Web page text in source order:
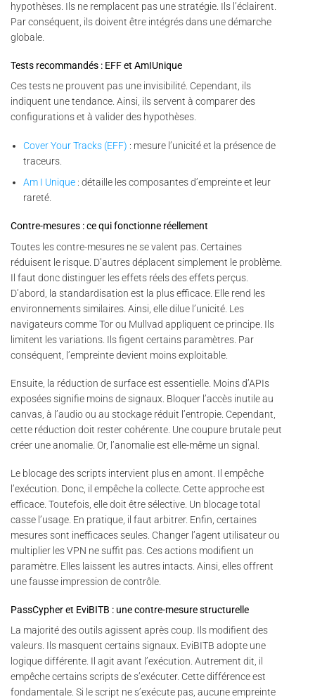
hypothèses. Ils ne remplacent pas une stratégie. Ils l’éclairent.
Par conséquent, ils doivent être intégrés dans une démarche
globale.
Tests recommandés : EFF et AmIUnique
Ces tests ne prouvent pas une invisibilité. Cependant, ils
indiquent une tendance. Ainsi, ils servent à comparer des
configurations et à valider des hypothèses.
Cover Your Tracks (EFF) : mesure l’unicité et la présence de
traceurs.
Am I Unique : détaille les composantes d’empreinte et leur
rareté.
Contre-mesures : ce qui fonctionne réellement
Toutes les contre-mesures ne se valent pas. Certaines
réduisent le risque. D’autres déplacent simplement le problème.
Il faut donc distinguer les effets réels des effets perçus.
D’abord, la standardisation est la plus efficace. Elle rend les
environnements similaires. Ainsi, elle dilue l’unicité. Les
navigateurs comme Tor ou Mullvad appliquent ce principe. Ils
limitent les variations. Ils figent certains paramètres. Par
conséquent, l’empreinte devient moins exploitable.
Ensuite, la réduction de surface est essentielle. Moins d’APIs
exposées signifie moins de signaux. Bloquer l’accès inutile au
canvas, à l’audio ou au stockage réduit l’entropie. Cependant,
cette réduction doit rester cohérente. Une coupure brutale peut
créer une anomalie. Or, l’anomalie est elle-même un signal.
Le blocage des scripts intervient plus en amont. Il empêche
l’exécution. Donc, il empêche la collecte. Cette approche est
efficace. Toutefois, elle doit être sélective. Un blocage total
casse l’usage. En pratique, il faut arbitrer. Enfin, certaines
mesures sont inefficaces seules. Changer l’agent utilisateur ou
multiplier les VPN ne suffit pas. Ces actions modifient un
paramètre. Elles laissent les autres intacts. Ainsi, elles offrent
une fausse impression de contrôle.
PassCypher et EviBITB : une contre-mesure structurelle
La majorité des outils agissent après coup. Ils modifient des
valeurs. Ils masquent certains signaux. EviBITB adopte une
logique différente. Il agit avant l’exécution. Autrement dit, il
empêche certains scripts de s’exécuter. Cette différence est
fondamentale. Si le script ne s’exécute pas, aucune empreinte